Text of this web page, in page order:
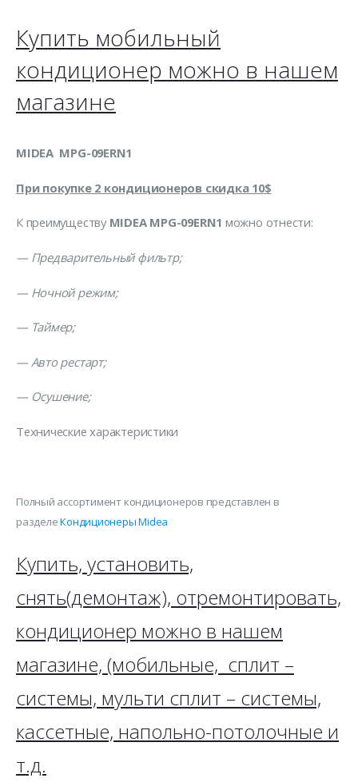
Купить мобильный
кондиционер можно в нашем
магазине
MIDEA MPG-09ERN1
При покупке 2 кондиционеров скидка 10$
К преимуществу MIDEA MPG-09ERN1 можно отнести:
— Предварительный фильтр;
— Ночной режим;
— Таймер;
— Авто рестарт;
— Осушение;
Технические характеристики
Полный ассортимент кондиционеров представлен в
разделеКондиционеры Midea
Купить, установить,
снять(демонтаж), отремонтировать,
кондиционер можно в нашем
магазине, (мобильные, сплит –
системы, мульти сплит – системы,
кассетные, напольно-потолочные и
т.д.